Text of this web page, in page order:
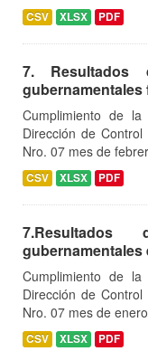
CSV XLSX PDF
7.
gubernamentales
Cumplimiento de la
Dirección de
Nro. 07 mes de
CSV XLSX PDF
gubernamentales
Cumplimiento de la
Dirección de
Nro. 07 mes de
CSV XLSX PDF